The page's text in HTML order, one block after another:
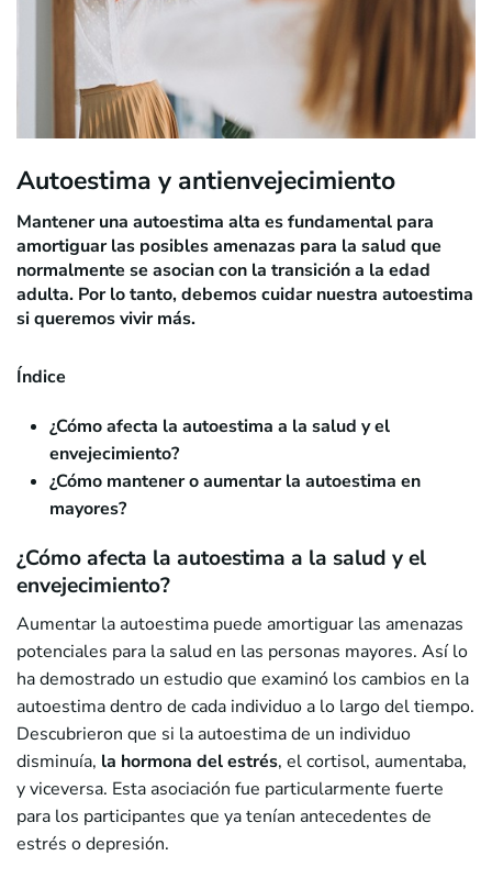
Autoestima y antienvejecimiento
Mantener una autoestima alta es fundamental para
amortiguar las posibles amenazas para la salud que
normalmente se asocian con la transición a la edad
adulta. Por lo tanto, debemos cuidar nuestra autoestima
si queremos vivir más.
Índice
¿Cómo afecta la autoestima a la salud y el
envejecimiento?
¿Cómo mantener o aumentar la autoestima en
mayores?
¿Cómo afecta la autoestima a la salud y el
envejecimiento?
Aumentar la autoestima puede amortiguar las amenazas
potenciales para la salud en las personas mayores. Así lo
ha demostrado un estudio que examinó los cambios en la
autoestima dentro de cada individuo a lo largo del tiempo.
Descubrieron que si la autoestima de un individuo
disminuía, la hormona del estrés, el cortisol, aumentaba,
y viceversa. Esta asociación fue particularmente fuerte
para los participantes que ya tenían antecedentes de
estrés o depresión.